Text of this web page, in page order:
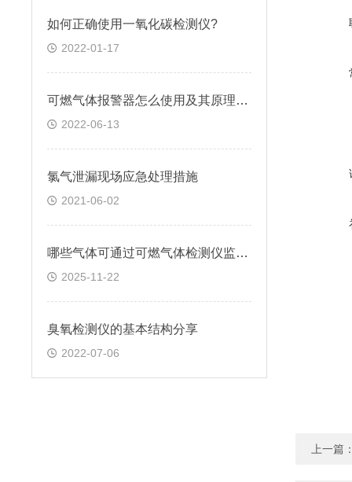
如何正确使用一氧化碳检测仪?
2022-01-17
可燃气体报警器怎么使用及其原理介绍
2022-06-13
氯气泄漏现场应急处理措施
2021-06-02
哪些气体可通过可燃气体检测仪监测？
2025-11-22
臭氧检测仪的基本结构分享
2022-07-06
上一篇